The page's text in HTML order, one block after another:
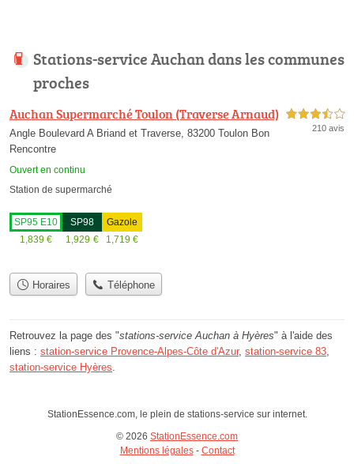
Stations-service Auchan dans les communes
proches
Auchan Supermarché Toulon (Traverse Arnaud)
Angle Boulevard A Briand et Traverse, 83200 Toulon Bon
Rencontre
Ouvert en continu
3,5 étoiles sur 5
210 avis
Station de supermarché
SP95 E10
1,839 €
SP98
1,929 €
Gazole
1,719 €
Horaires Téléphone
Retrouvez la page des "stations-service Auchan à Hyères" à l'aide des
liens : station-service Provence-Alpes-Côte d'Azur, station-service 83
station-service Hyères
StationEssence.com, le plein de stations-service sur internet.
© 2026 StationEssence.com
Mentions légales- Contact